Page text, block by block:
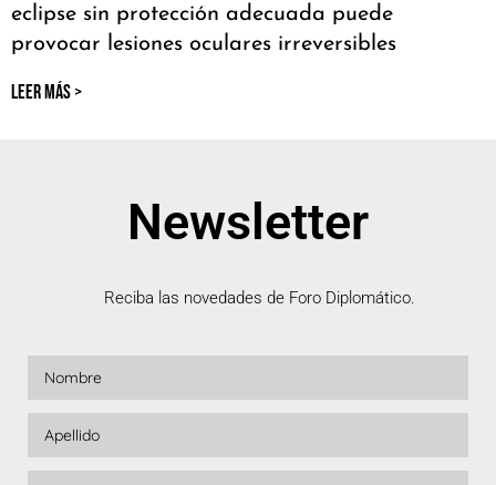
eclipse sin protección adecuada puede
provocar lesiones oculares irreversibles
LEER MÁS >
Newsletter
Reciba las novedades de Foro Diplomático.